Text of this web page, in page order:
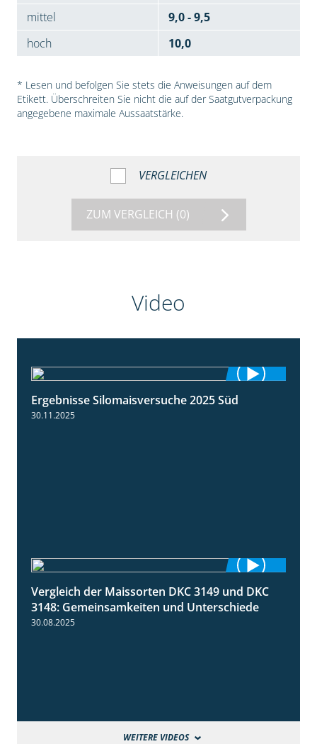
mittel
9,0 - 9,5
hoch
10,0
* Lesen und befolgen Sie stets die Anweisungen auf dem
Etikett. Überschreiten Sie nicht die auf der Saatgutverpackung
angegebene maximale Aussaatstärke.
VERGLEICHEN
ZUM VERGLEICH (0)
Video
Ergebnisse Silomaisversuche 2025 Süd
30.11.2025
1:56
Vergleich der Maissorten DKC 3149 und DKC
3148: Gemeinsamkeiten und Unterschiede
30.08.2025
WEITERE VIDEOS